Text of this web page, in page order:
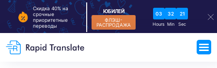
Скидка 40% на
срочные
приоритетные
переводы
ЮБИЛЕЙ
ФЛЭШ-
РАСПРОДАЖА
03
Hours
32
Min
20
Sec